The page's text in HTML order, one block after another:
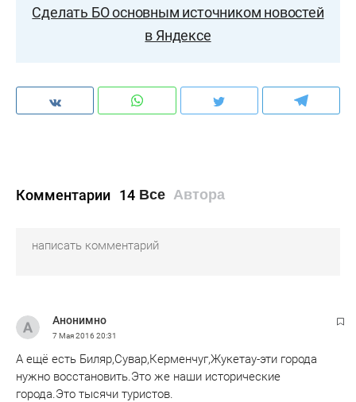
Сделать БО основным источником новостей
в Яндексе
Комментарии 14 Все Автора
Анонимно
7 Мая 2016 20:31
А ещё есть Биляр,Сувар,Керменчуг,Жукетау-эти города
нужно восстановить.Это же наши исторические
города.Это тысячи туристов.